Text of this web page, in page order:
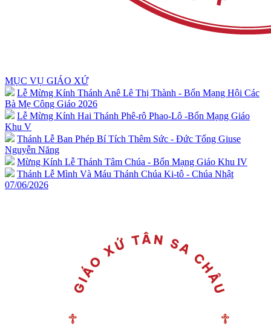
MỤC VỤ GIÁO XỨ
Lễ Mừng Kính Thánh Anê Lê Thị Thành - Bổn Mạng Hội Các
Bà Mẹ Công Giáo 2026
Lễ Mừng Kính Hai Thánh Phê-rô Phao-Lô -Bổn Mạng Giáo
Khu V
Thánh Lễ Ban Phép Bí Tích Thêm Sức - Đức Tổng Giuse
Nguyễn Năng
Mừng Kính Lễ Thánh Tâm Chúa - Bổn Mạng Giáo Khu IV
Thánh Lễ Mình Và Máu Thánh Chúa Ki-tô - Chúa Nhật
07/06/2026